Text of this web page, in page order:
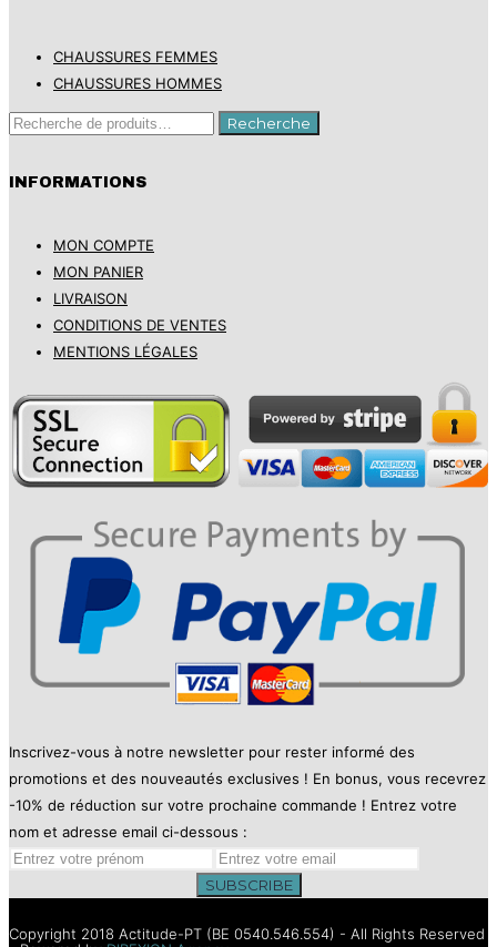
CHAUSSURES FEMMES
CHAUSSURES HOMMES
Recherche
pour : Recherche
INFORMATIONS
MON COMPTE
MON PANIER
LIVRAISON
CONDITIONS DE VENTES
MENTIONS LÉGALES
Inscrivez-vous à notre newsletter pour rester informé des
promotions et des nouveautés exclusives ! En bonus, vous recevrez
-10% de réduction sur votre prochaine commande ! Entrez votre
nom et adresse email ci-dessous :
SUBSCRIBE
Copyright 2018 Actitude-PT (BE 0540.546.554) - All Rights Reserved